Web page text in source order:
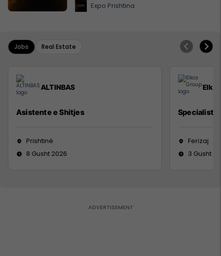
Expo Prishtina
Jobs Real Estate
ALTINBAS
Asistente e Shitjes
Prishtinë
8 Gusht 2026
Specialist
Ferizaj
3 Gusht